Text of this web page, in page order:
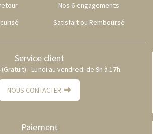
Nos 6 engagements
Satisfait ou Remboursé
Service client
(Gratuit) - Lundi au vendredi de 9h à 17h
NOUS CONTACTER
Paiement